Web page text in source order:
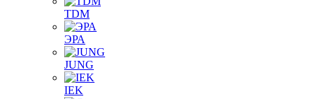
TDM
ЭРА
JUNG
IEK